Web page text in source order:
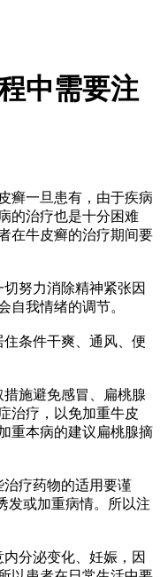
中需要注
一旦患有，由于疾病
的治疗也是十分困难
在牛皮癣的治疗期间要
努力消除精神紧张因
自我情绪的调节。
条件干爽、通风、便
施避免感冒、扁桃腺
治疗，以免加重牛皮
重本病的建议扁桃腺摘
疗药物的适用要谨
发或加重病情。所以注
分泌变化、妊娠，因